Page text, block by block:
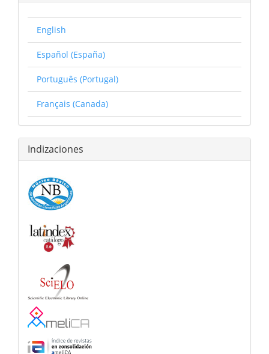
English
Español (España)
Português (Portugal)
Français (Canada)
Indizaciones